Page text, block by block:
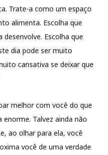
Trate-a como um espaço
alimenta. Escolha que
desenvolve. Escolha que
dia pode ser muito
cansativa se deixar que
melhor com você do que
enorme. Talvez ainda não
ao olhar para ela, você
você de uma verdade